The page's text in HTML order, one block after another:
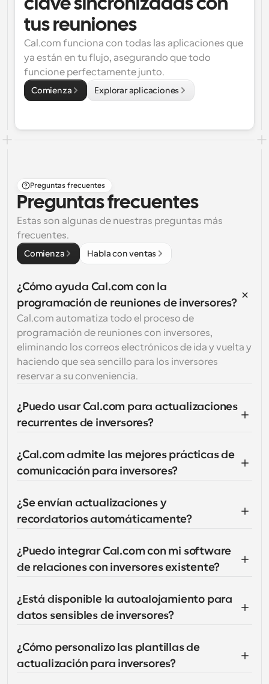
clave sincronizadas con
tus reuniones
Cal.com funciona con todas las aplicaciones que
ya están en tu flujo, asegurando que todo
funcione perfectamente junto.
Comienza Explorar aplicaciones
Preguntas frecuentes
Preguntas frecuentes
Estas son algunas de nuestras preguntas más
frecuentes.
Comienza Habla con ventas
¿Cómo ayuda Cal.com con la
programación de reuniones de inversores?
Cal.com automatiza todo el proceso de
programación de reuniones con inversores,
eliminando los correos electrónicos de ida y vuelta y
haciendo que sea sencillo para los inversores
reservar a su conveniencia.
¿Puedo usar Cal.com para actualizaciones
recurrentes de inversores?
¿Cal.com admite las mejores prácticas de
comunicación para inversores?
¿Se envían actualizaciones y
recordatorios automáticamente?
¿Puedo integrar Cal.com con mi software
de relaciones con inversores existente?
¿Está disponible la autoalojamiento para
datos sensibles de inversores?
¿Cómo personalizo las plantillas de
actualización para inversores?